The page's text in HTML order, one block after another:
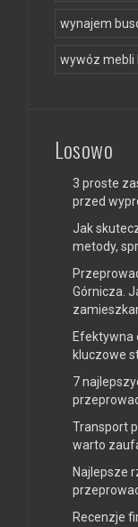
wynajem
wywóz mebli
Losowo
3 proste
przed
Jak
metody,
Górnicza.
Efektywna
kluczowe
7
Transport
warto
Najlepsze
Recenzje